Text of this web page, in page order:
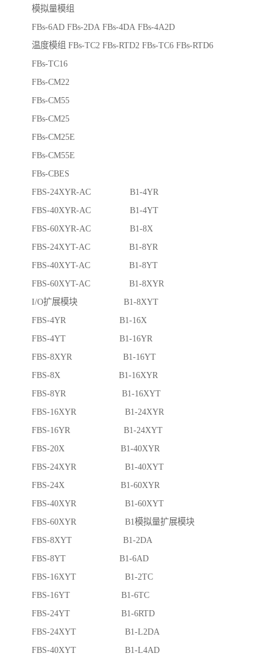
模拟量模组
FBs-6AD FBs-2DA FBs-4DA FBs-4A2D
温度模组 FBs-TC2 FBs-RTD2 FBs-TC6 FBs-RTD6
FBs-TC16
FBs-CM22
FBs-CM55
FBs-CM25
FBs-CM25E
FBs-CM55E
FBs-CBES
FBS-24XYR-AC B1-4YR
FBS-40XYR-AC B1-4YT
FBS-60XYR-AC B1-8X
FBS-24XYT-AC B1-8YR
FBS-40XYT-AC B1-8YT
FBS-60XYT-AC B1-8XYR
I/O扩展模块 B1-8XYT
FBS-4YR B1-16X
FBS-4YT B1-16YR
FBS-8XYR B1-16YT
FBS-8X B1-16XYR
FBS-8YR B1-16XYT
FBS-16XYR B1-24XYR
FBS-16YR B1-24XYT
FBS-20X B1-40XYR
FBS-24XYR B1-40XYT
FBS-24X B1-60XYR
FBS-40XYR B1-60XYT
FBS-60XYR B1模拟量扩展模块
FBS-8XYT B1-2DA
FBS-8YT B1-6AD
FBS-16XYT B1-2TC
FBS-16YT B1-6TC
FBS-24YT B1-6RTD
FBS-24XYT B1-L2DA
FBS-40XYT B1-L4AD